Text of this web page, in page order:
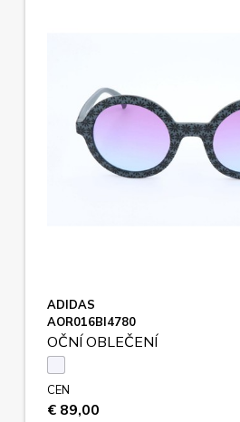
ADIDAS
AOR016BI4780
OČNÍ OBLEČENÍ
CEN
€ 89,00